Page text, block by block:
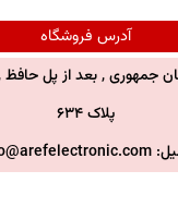
آدرس فروشگاه
جمهوری , بعد از پل
پلاک ۶۳۴